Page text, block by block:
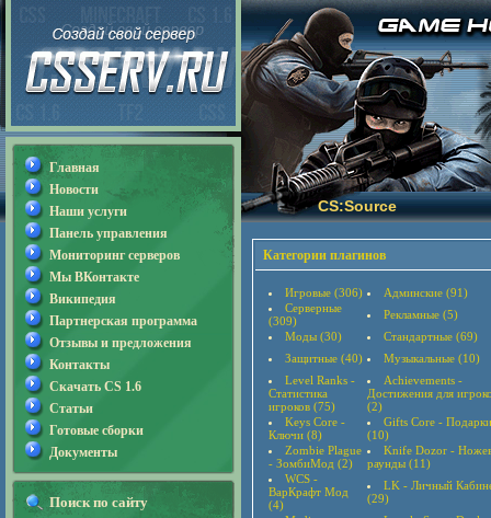
CS:Source
Категории плагинов
Игровые (306)
Админские (91)
Серверные
(309)
Рекламные (5)
Моды (30)
Стандартные (69)
Защитные (40)
Музыкальные (10)
Level Ranks -
Статистика
игроков (75)
Achievements -
Достижения для
(2)
Keys Core -
Ключи (8)
Gifts Core - Подарки
(10)
Zombie Plague
- ЗомбиМод (2)
Knife Dozor -
раунды (11)
WCS -
ВарКрафт Мод
(4)
LK - Личный
(29)
Главная
Новости
Наши услуги
Панель управления
Мониторинг серверов
Мы ВКонтакте
Википедия
Партнерская программа
Отзывы и предложения
Контакты
Скачать CS 1.6
Статьи
Готовые сборки
Документы
Поиск по сайту